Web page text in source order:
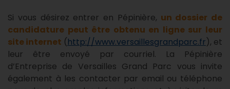
Si vous désirez entrer en Pépinière, un dossier de
candidature peut être obtenu en ligne sur leur
site internet (http://www.versaillesgrandparc.fr), et
leur être envoyé par courriel. La Pépinière
d’Entreprise de Versailles Grand Parc vous invite
également à les contacter par email ou téléphone